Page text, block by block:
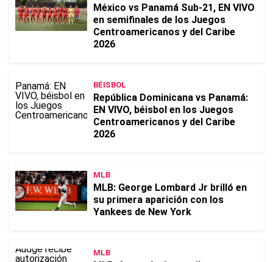
México vs Panamá Sub-21, EN VIVO
en semifinales de los Juegos
Centroamericanos y del Caribe
2026
BÉISBOL
República Dominicana vs Panamá:
EN VIVO, béisbol en los Juegos
Centroamericanos y del Caribe
2026
MLB
MLB: George Lombard Jr brilló en
su primera aparición con los
Yankees de New York
MLB